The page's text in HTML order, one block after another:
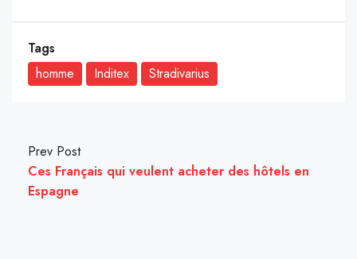
Tags
homme
Inditex Stradivarius
Prev Post
Ces Français qui veulent acheter des hôtels en
Espagne